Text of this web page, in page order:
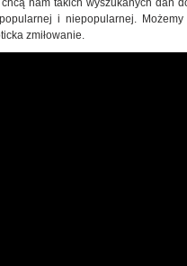
nam takich wyszukanych dań
i niepopularnej.
zmiłowanie.